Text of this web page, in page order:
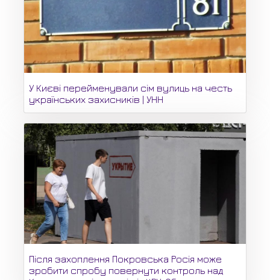
У Києві перейменували сім вулиць на честь
українських захисників | УНН
Після захоплення Покровська Росія може
зробити спробу повернути контроль над